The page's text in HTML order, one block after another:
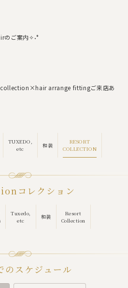
のご案内✧˖°
arrange fittingご来店あ
TUXEDO,
etc
和装
RESORT
COLLECTION
コレクション
Tuxedo,
etc
和装
Resort
Collection
のスケジュール